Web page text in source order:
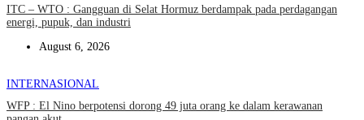
ITC – WTO : Gangguan di Selat Hormuz berdampak pada perdagangan
energi, pupuk, dan industri
August 6, 2026
INTERNASIONAL
WFP : El Nino berpotensi dorong 49 juta orang ke dalam kerawanan